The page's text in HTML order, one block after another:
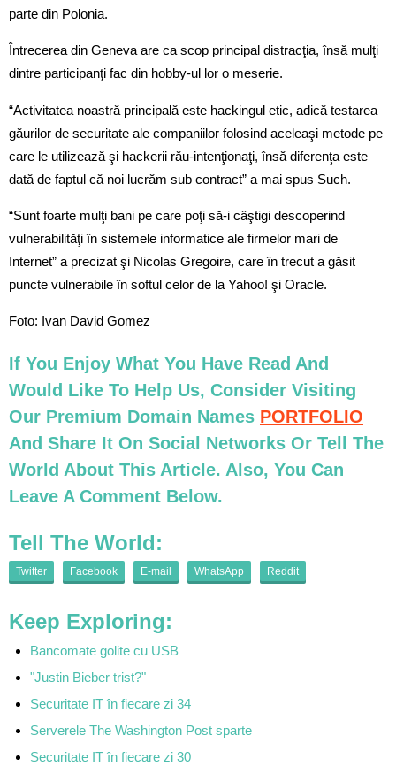
parte din Polonia.
Întrecerea din Geneva are ca scop principal distracţia, însă mulţi
dintre participanţi fac din hobby-ul lor o meserie.
“Activitatea noastră principală este hackingul etic, adică testarea
găurilor de securitate ale companiilor folosind aceleaşi metode pe
care le utilizează şi hackerii rău-intenţionaţi, însă diferenţa este
dată de faptul că noi lucrăm sub contract” a mai spus Such.
“Sunt foarte mulţi bani pe care poţi să-i câştigi descoperind
vulnerabilităţi în sistemele informatice ale firmelor mari de
Internet” a precizat şi Nicolas Gregoire, care în trecut a găsit
puncte vulnerabile în softul celor de la Yahoo! şi Oracle.
Foto: Ivan David Gomez
If You Enjoy What You Have Read And
Would Like To Help Us, Consider Visiting
Our Premium Domain Names PORTFOLIO
And Share It On Social Networks Or Tell The
World About This Article. Also, You Can
Leave A Comment Below.
Tell The World:
Twitter Facebook E-mail WhatsApp Reddit
Keep Exploring:
Bancomate golite cu USB
"Justin Bieber trist?"
Securitate IT în fiecare zi 34
Serverele The Washington Post sparte
Securitate IT în fiecare zi 30